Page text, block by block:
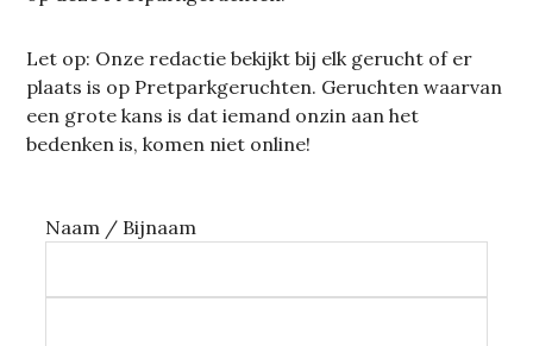
Let op: Onze redactie bekijkt bij elk gerucht of er
plaats is op Pretparkgeruchten. Geruchten waarvan
een grote kans is dat iemand onzin aan het
bedenken is, komen niet online!
Naam / Bijnaam